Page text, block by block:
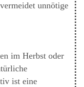
unnötige
im Herbst oder
ist eine